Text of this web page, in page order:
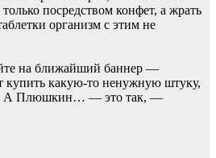
посредством конфет, а жрать
организм с этим не
на ближайший баннер —
купить какую-то ненужную штуку,
А Плюшкин… — это так, —